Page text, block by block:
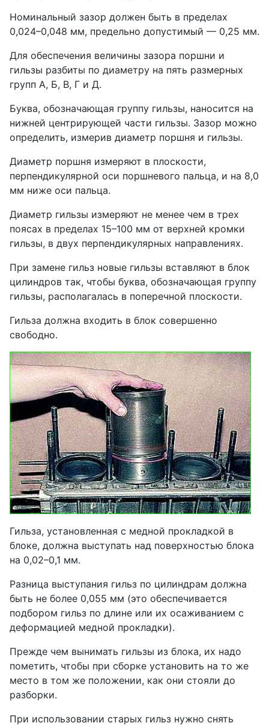
Номинальный зазор должен быть в пределах
0,024–0,048 мм, предельно допустимый — 0,25 мм.
Для обеспечения величины зазора поршни и
гильзы разбиты по диаметру на пять размерных
групп А, Б, В, Г и Д.
Буква, обозначающая группу гильзы, наносится на
нижней центрирующей части гильзы. Зазор можно
определить, измерив диаметр поршня и гильзы.
Диаметр поршня измеряют в плоскости,
перпендикулярной оси поршневого пальца, и на 8,0
мм ниже оси пальца.
Диаметр гильзы измеряют не менее чем в трех
поясах в пределах 15–100 мм от верхней кромки
гильзы, в двух перпендикулярных направлениях.
При замене гильз новые гильзы вставляют в блок
цилиндров так, чтобы буква, обозначающая группу
гильзы, располагалась в поперечной плоскости.
Гильза должна входить в блок совершенно
свободно.
Гильза, установленная с медной прокладкой в
блоке, должна выступать над поверхностью блока
на 0,02–0,1 мм.
Разница выступания гильз по цилиндрам должна
быть не более 0,055 мм (это обеспечивается
подбором гильз по длине или их осаживанием с
деформацией медной прокладки).
Прежде чем вынимать гильзы из блока, их надо
пометить, чтобы при сборке установить на то же
место в том же положении, как они стояли до
разборки.
При использовании старых гильз нужно снять